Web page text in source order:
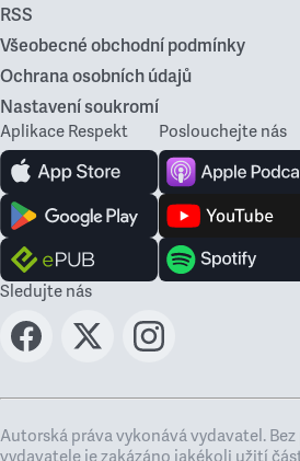
RSS
Všeobecné obchodní podmínky
Ochrana osobních údajů
Nastavení soukromí
Aplikace Respekt Poslouchejte nás
Sledujte nás
Autorská práva vykonává vydavatel.
vydavatele je zakázáno jakékoli užití